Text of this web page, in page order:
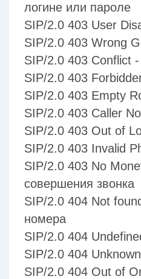
логине или пароле
SIP/2.0 403 User
SIP/2.0 403 Wrong
SIP/2.0 403 Conflict
SIP/2.0 403
SIP/2.0 403 Empty
SIP/2.0 403 Caller
SIP/2.0 403 Out of
SIP/2.0 403 Invalid
SIP/2.0 403 No
совершения звонка
SIP/2.0 404 Not
номера
SIP/2.0 404
SIP/2.0 404
SIP/2.0 404 Out of